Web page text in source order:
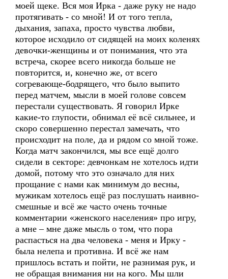
моей щеке. Вся моя Ирка - даже руку не надо
протягивать - со мной! И от того тепла,
дыхания, запаха, просто чувства любви,
которое исходило от сидящей на моих коленях
девочки-женщины и от понимания, что эта
встреча, скорее всего никогда больше не
повторится, и, конечно же, от всего
согревающе-бодрящего, что было выпито
перед матчем, мысли в моей голове совсем
перестали существовать. Я говорил Ирке
какие-то глупости, обнимал её всё сильнее, и
скоро совершенно перестал замечать, что
происходит на поле, да и рядом со мной тоже.
Когда матч закончился, мы все ещё долго
сидели в секторе: девчонкам не хотелось идти
домой, потому что это означало для них
прощание с нами как минимум до весны,
мужикам хотелось ещё раз послушать наивно-
смешные и всё же часто очень точные
комментарии «женского населения» про игру,
а мне – мне даже мысль о том, что пора
распасться на два человека - меня и Ирку -
была нелепа и противна. И всё же нам
пришлось встать и пойти, не разнимая рук, и
не обращая внимания ни на кого. Мы шли